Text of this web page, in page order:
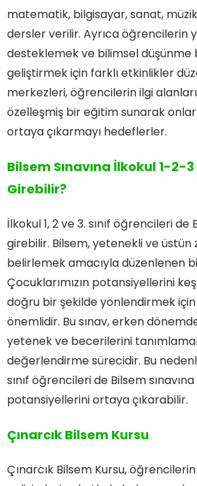
matematik, bilgisayar, sanat,
dersler verilir. Ayrıca öğrencilerin
desteklemek ve bilimsel düşünme
geliştirmek için farklı etkinlikler
merkezleri, öğrencilerin ilgi
özelleşmiş bir eğitim sunarak
ortaya çıkarmayı hedeflerler.
Bilsem Sınavına İlkokul 1-2-
Girebilir?
İlkokul 1, 2 ve 3. sınıf öğrencileri de
girebilir. Bilsem, yetenekli ve üstün
belirlemek amacıyla düzenlenen
Çocuklarımızın potansiyellerini
doğru bir şekilde yönlendirmek için
önemlidir. Bu sınav, erken
yetenek ve becerilerini
değerlendirme sürecidir. Bu
sınıf öğrencileri de Bilsem
potansiyellerini ortaya çıkarabilir.
Çınarcık Bilsem Kursu
Çınarcık Bilsem Kursu,